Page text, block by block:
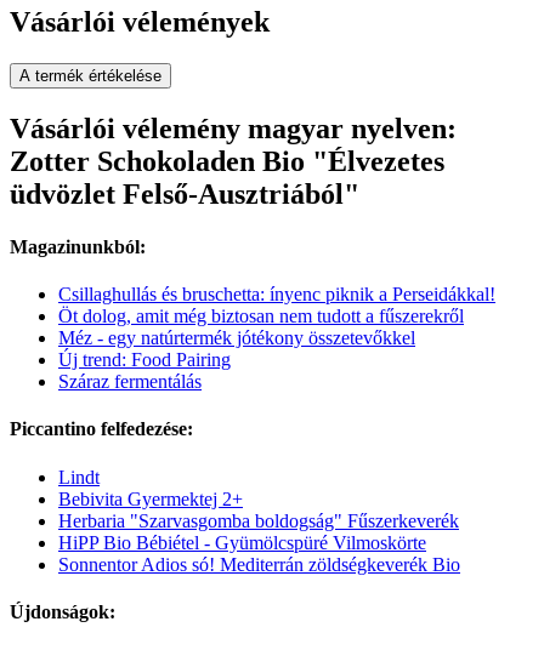
Vásárlói vélemények
A termék értékelése
Vásárlói vélemény magyar nyelven:
Zotter Schokoladen Bio "Élvezetes
üdvözlet Felső-Ausztriából"
Magazinunkból:
Csillaghullás és bruschetta: ínyenc piknik a Perseidákkal!
Öt dolog, amit még biztosan nem tudott a fűszerekről
Méz - egy natúrtermék jótékony összetevőkkel
Új trend: Food Pairing
Száraz fermentálás
Piccantino felfedezése:
Lindt
Bebivita Gyermektej 2+
Herbaria "Szarvasgomba boldogság" Fűszerkeverék
HiPP Bio Bébiétel - Gyümölcspüré Vilmoskörte
Sonnentor Adios só! Mediterrán zöldségkeverék Bio
Újdonságok: